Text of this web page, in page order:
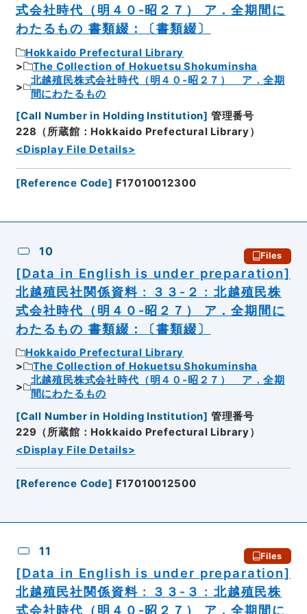
式会社時代（明４０‐昭２７） ア．全期間に
わたるもの 書類綴：〔書類綴〕
Hokkaido Prefectural Library
The Collection of Hokuetsu Shokuminsha
北越殖民株式会社時代（明４０‐昭２７） ア．全期
間にわたるもの
[Call Number in Holding Institution] 管理番号
228（所蔵館：Hokkaido Prefectural Library）
<Display File Details>
[Reference Code] F17010012300
10 Files
[Data in English is under preparation]
北越殖民社関係資料 : ３３‐２ : 北越殖民株
式会社時代（明４０‐昭２７） ア．全期間に
わたるもの 書類綴：〔書類綴〕
Hokkaido Prefectural Library
The Collection of Hokuetsu Shokuminsha
北越殖民株式会社時代（明４０‐昭２７） ア．全期
間にわたるもの
[Call Number in Holding Institution] 管理番号
229（所蔵館：Hokkaido Prefectural Library）
<Display File Details>
[Reference Code] F17010012500
11 Files
[Data in English is under preparation]
北越殖民社関係資料 : ３３‐３ : 北越殖民株
式会社時代（明４０‐昭２７） ア．全期間に